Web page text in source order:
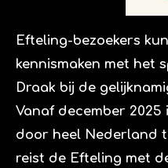
Efteling-bezoekers
kennismaken met het
Draak bij de
Vanaf december
door heel Nederland
reist de Efteling met